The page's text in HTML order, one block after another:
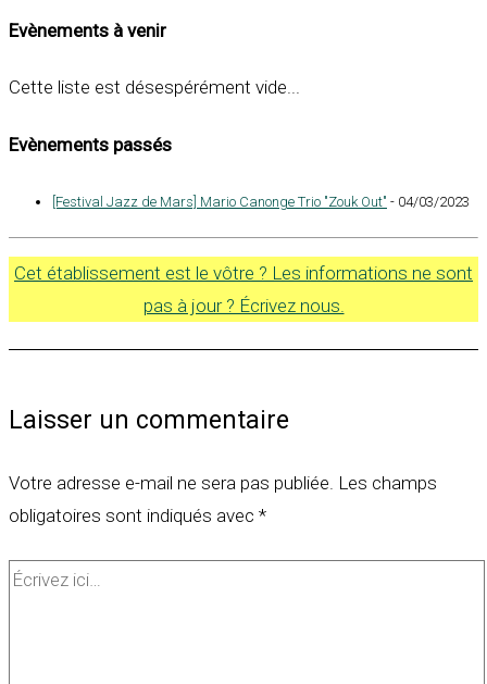
Evènements à venir
Cette liste est désespérément vide...
Evènements passés
[Festival Jazz de Mars] Mario Canonge Trio "Zouk Out" - 04/03/2023
Cet établissement est le vôtre ? Les informations ne sont
pas à jour ? Écrivez nous.
Laisser un commentaire
Votre adresse e-mail ne sera pas publiée. Les champs
obligatoires sont indiqués avec *
Écrivez